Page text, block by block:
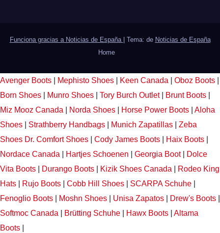
Funciona gracias a Noticias de España Tema: de Noticias de España
Home
Avenger Boots Mephisto Shoes Keen Canada Oboz Boots
Born Shoes
Munro Shoes Tory Burch Outlet Brunt Boots
Miz Mooz Canada
Norda Shoes Horse Power Boots
Aloha
Shoes
Strathberry Handbags Munich Zapatillas
Zeba
Shoes Dr. Comfort Shoes Cody James Boots Haix Boots
Nordace Canada
Hartjes Schoenen Georgia Boot|
Dolce
Vita Boots
Durango Boots Kizik Shoes Canada
Rodeo King
Hats
Rujo Boots Cobb Hill Shoes SCARPA Schuhe
Fenoglio Boots
Moshn Shoes Unisa Zapatos Drew's Boots
Softmoc Canada
Brütting Schuhe Hawx Boots
Altama
Boots